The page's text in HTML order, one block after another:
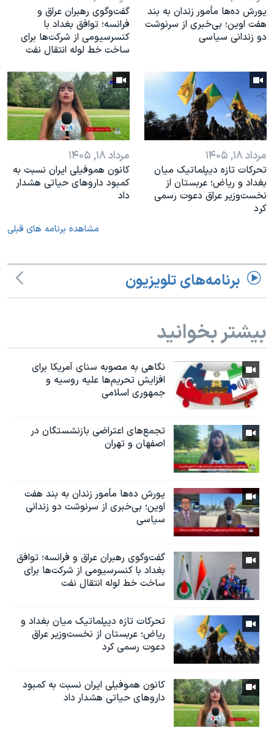
یورش ده‌ها مأمور زندان به بند
هفت اوین؛ بی‌خبری از سرنوشت
دو زندانی سیاسی
گفت‌وگوی رهبران عراق و
فرانسه؛ توافق بغداد با
کنسرسیومی از شرکت‌ها برای
ساخت خط لوله انتقال نفت
مرداد ۱۸, ۱۴۰۵
تحرکات تازه دیپلماتیک میان
بغداد و ریاض؛ عربستان از
نخست‌وزیر عراق دعوت رسمی
کرد
مرداد ۱۸, ۱۴۰۵
کانون هموفیلی ایران نسبت به
کمبود داروهای حیاتی هشدار
داد
مشاهده برنامه های قبلی
برنامه‌های تلویزیون
بیشتر بخوانید
نگاهی به مصوبه سنای آمریکا برای
افزایش تحریم‌ها علیه روسیه و
جمهوری اسلامی
تجمع‌های اعتراضی بازنشستگان در
اصفهان و تهران
یورش ده‌ها مأمور زندان به بند هفت
اوین؛ بی‌خبری از سرنوشت دو زندانی
سیاسی
گفت‌وگوی رهبران عراق و فرانسه؛ توافق
بغداد با کنسرسیومی از شرکت‌ها برای
ساخت خط لوله انتقال نفت
تحرکات تازه دیپلماتیک میان بغداد و
ریاض؛ عربستان از نخست‌وزیر عراق
دعوت رسمی کرد
کانون هموفیلی ایران نسبت به کمبود
داروهای حیاتی هشدار داد